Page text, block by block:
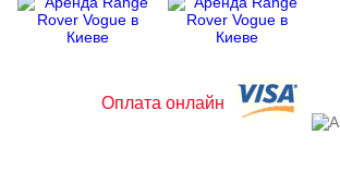
Оплата онлайн